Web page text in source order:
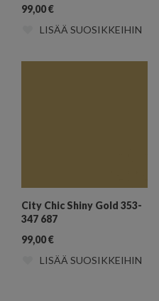
99,00€
LISÄÄ SUOSIKKEIHIN
City Chic Shiny Gold 353-
347 687
99,00€
LISÄÄ SUOSIKKEIHIN